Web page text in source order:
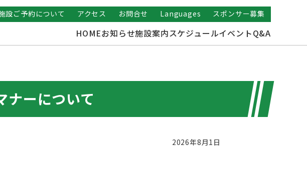
設ご予約について アクセス お問合せ Languages スポンサー募集
HOMEお知らせ施設案内スケジュールイベントQ&A
ナーについて
2026年8月1日